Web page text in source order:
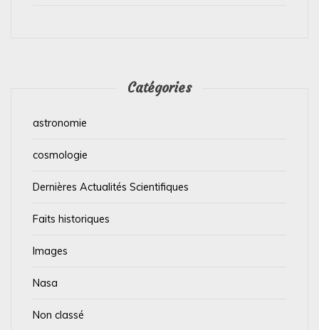
Catégories
astronomie
cosmologie
Dernières Actualités Scientifiques
Faits historiques
Images
Nasa
Non classé